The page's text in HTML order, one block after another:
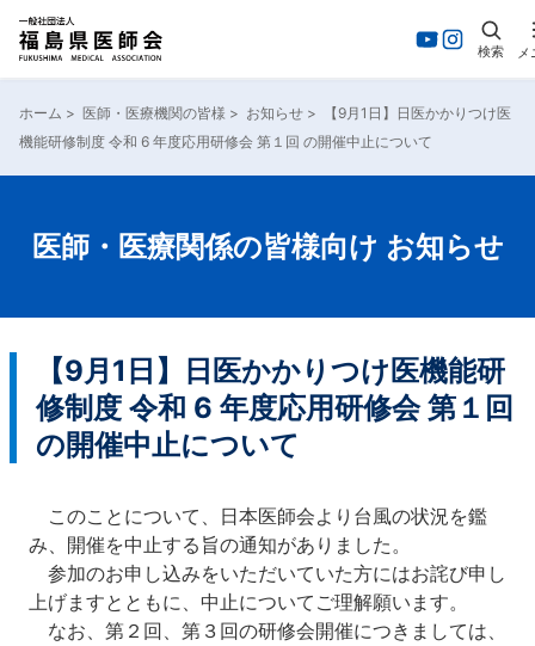
検索 メ
ホーム > 医師・医療機関の皆様 > お知らせ >
【9月1日】日医かかりつけ医
機能研修制度 令和 6 年度応用研修会 第１回 の開催中止について
医師・医療関係の皆様向け お知らせ
【9月1日】日医かかりつけ医機能研
修制度 令和 6 年度応用研修会 第１回
の開催中止について
このことについて、日本医師会より台風の状況を鑑
み、開催を中止する旨の通知がありました。
参加のお申し込みをいただいていた方にはお詫び申し
上げますとともに、中止についてご理解願います。
なお、第２回、第３回の研修会開催につきましては、